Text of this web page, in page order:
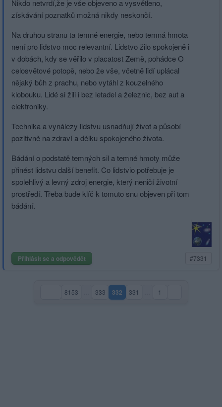
Nikdo netvrdí,že je vše objeveno a vysvětleno,
získávání poznatků možná nikdy neskončí.
Na druhou stranu ta temné energie, nebo temná hmota
není pro lidstvo moc relevantní. Lidstvo žilo spokojeně i
v dobách, kdy se věřilo v placatost Země, pohádce O
celosvětové potopě, nebo že vše, včetně lidí uplácal
nějaký bůh z prachu, nebo vytáhl z kouzelného
klobouku. Lidé si žili i bez letadel a železnic, bez aut a
elektroniky.
Technika a vynálezy lidstvu usnadňují život a působí
pozitivně na zdraví a délku spokojeného života.
Bádání o podstatě temných sil a temné hmoty může
přinést lidstvu další benefit. Co lidstvio potřebuje je
spolehlivý a levný zdroj energie, který neničí životní
prostředí. Třeba bude klíč k tomuto snu objeven při tom
bádání.
Přihlásit se a odpovědět #7331
8153 333 332(aktuální strana)
331 1